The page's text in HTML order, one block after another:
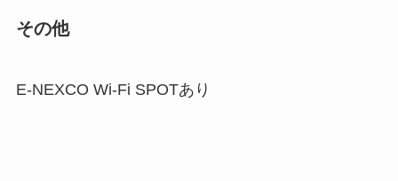
その他
E-NEXCO Wi-Fi SPOTあり